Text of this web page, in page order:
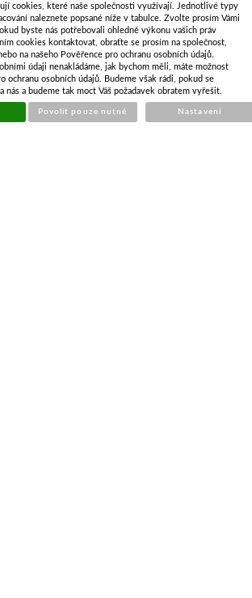
cookies, které naše společnosti využívají. Jednotlivé typy
naleznete popsané níže v tabulce. Zvolte prosím Vámi
byste nás potřebovali ohledně výkonu vašich práv
cookies kontaktovat, obraťte se prosím na společnost,
na našeho Pověřence pro ochranu osobních údajů.
údaji nenakládáme, jak bychom měli, máte možnost
ochranu osobních údajů. Budeme však rádi, pokud se
a budeme tak moct Váš požadavek obratem vyřešit.
Povolit pouze nutné Nastavení